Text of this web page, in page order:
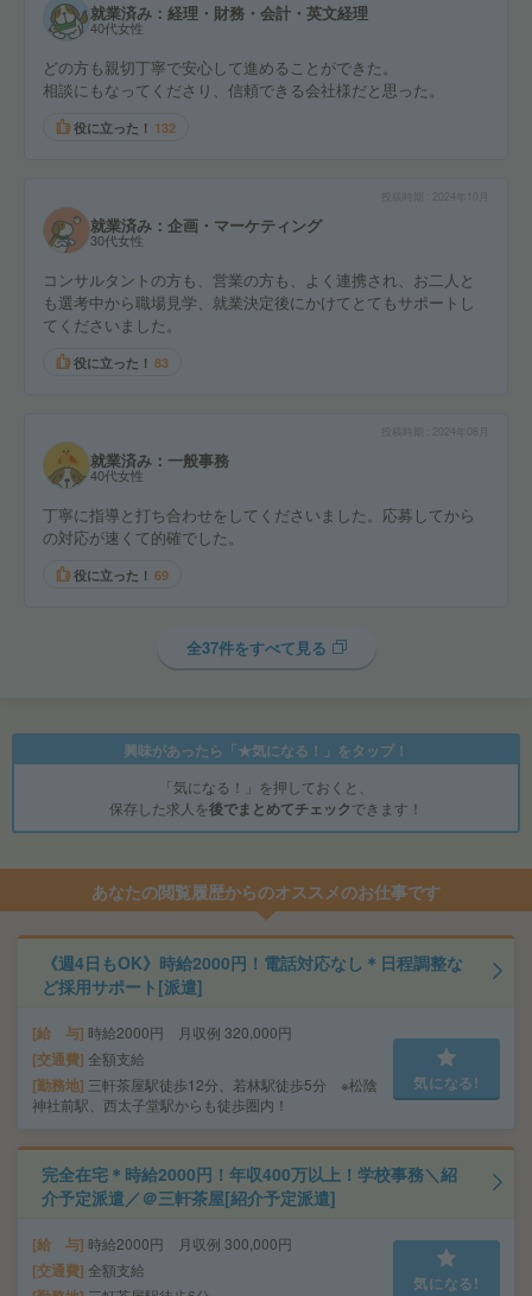
就業済み：経理・財務・会計・英文経理
40代女性
どの方も親切丁寧で安心して進めることができた。
相談にもなってくださり、信頼できる会社様だと思った。
役に立った！ 132
2024年10月
就業済み：企画・マーケティング
30代女性
コンサルタントの方も、営業の方も、よく連携され、お二人と
も選考中から職場見学、就業決定後にかけてとてもサポートし
てくださいました。
役に立った！ 83
2024年08月
就業済み：一般事務
40代女性
丁寧に指導と打ち合わせをしてくださいました。応募してから
の対応が速くて的確でした。
役に立った！ 69
全37件をすべて見る
興味があったら「★気になる！」をタップ！
「気になる！」を押しておくと、
保存した求人を後でまとめてチェックできます！
あなたの閲覧履歴からのオススメのお仕事です
《週4日もOK》時給2000円！電話対応なし＊日程調整な
ど採用サポート[派遣]
給 与 時給2000円 月収例 320,000円
交通費 全額支給
勤務地 三軒茶屋駅徒歩12分、若林駅徒歩5分 ※松陰
神社前駅、西太子堂駅からも徒歩圏内！
気になる!
完全在宅＊時給2000円！年収400万以上！学校事務＼紹
介予定派遣／＠三軒茶屋[紹介予定派遣]
給 与 時給2000円 月収例 300,000円
交通費 全額支給
気になる!